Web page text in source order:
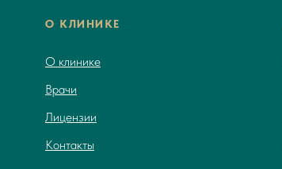
О КЛИНИКЕ
Врачи
Лицензии
О клинике
Контакты